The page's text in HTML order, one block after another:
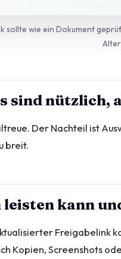
sollte wie ein Dokument
sind nützlich,
Der Nachteil ist
breit.
leisten kann
Freigabelink
Kopien, Screenshots